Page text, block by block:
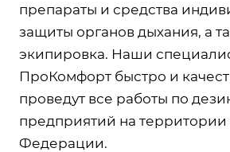
препараты и средства
защиты органов дыхания, а
экипировка. Наши
ПроКомфорт быстро и
проведут все работы по
предприятий на
Федерации.